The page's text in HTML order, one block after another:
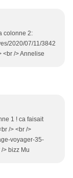
colonne 2:
2020/07/11/3842
<br /> Annelise
1 ! ca faisait
/> <br />
voyager-35-
> bizz Mu